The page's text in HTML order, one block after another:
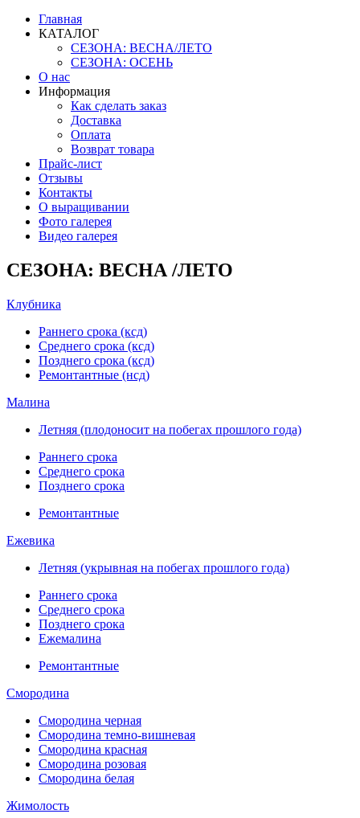
Главная
КАТАЛОГ
СЕЗОНА: ВЕСНА/ЛЕТО
СЕЗОНА: ОСЕНЬ
О нас
Информация
Как сделать заказ
Доставка
Оплата
Возврат товара
Прайс-лист
Отзывы
Контакты
О выращивании
Фото галерея
Видео галерея
СЕЗОНА: ВЕСНА /ЛЕТО
Клубника
Раннего срока (ксд)
Среднего срока (ксд)
Позднего срока (ксд)
Ремонтантные (нсд)
Малина
Летняя (плодоносит на побегах прошлого года)
Раннего срока
Среднего срока
Позднего срока
Ремонтантные
Ежевика
Летняя (укрывная на побегах прошлого года)
Раннего срока
Среднего срока
Позднего срока
Ежемалина
Ремонтантные
Смородина
Смородина черная
Смородина темно-вишневая
Смородина красная
Смородина розовая
Смородина белая
Жимолость